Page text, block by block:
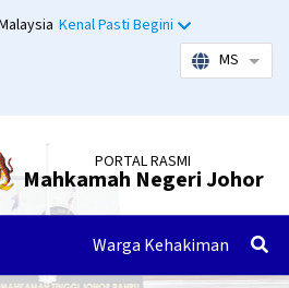
Kenal Pasti Begini
MS
PORTAL RASMI
Mahkamah Negeri Johor
Warga Kehakiman